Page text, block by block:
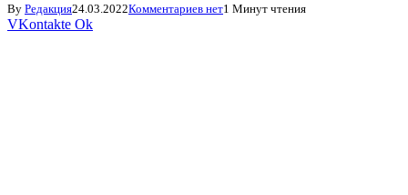
By Редакция24.03.2022Комментариев нет1 Минут чтения
VKontakte Ok